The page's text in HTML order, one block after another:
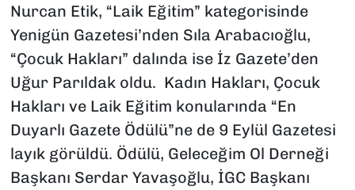
Nurcan Etik, “Laik Eğitim” kategorisinde
Yenigün Gazetesi’nden Sıla Arabacıoğlu,
“Çocuk Hakları” dalında ise İz Gazete’den
Uğur Parıldak oldu. Kadın Hakları, Çocuk
Hakları ve Laik Eğitim konularında “En
Duyarlı Gazete Ödülü”ne de 9 Eylül Gazetesi
layık görüldü. Ödülü, Geleceğim Ol Derneği
Başkanı Serdar Yavaşoğlu, İGC Başkanı